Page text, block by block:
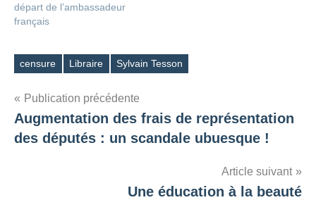
départ de l’ambassadeur
français
Étiquettes
censure Libraire Sylvain Tesson
Navigation
de
Publication précédente
Augmentation des frais de représentation
des députés : un scandale ubuesque !
Article suivant
Une éducation à la beauté